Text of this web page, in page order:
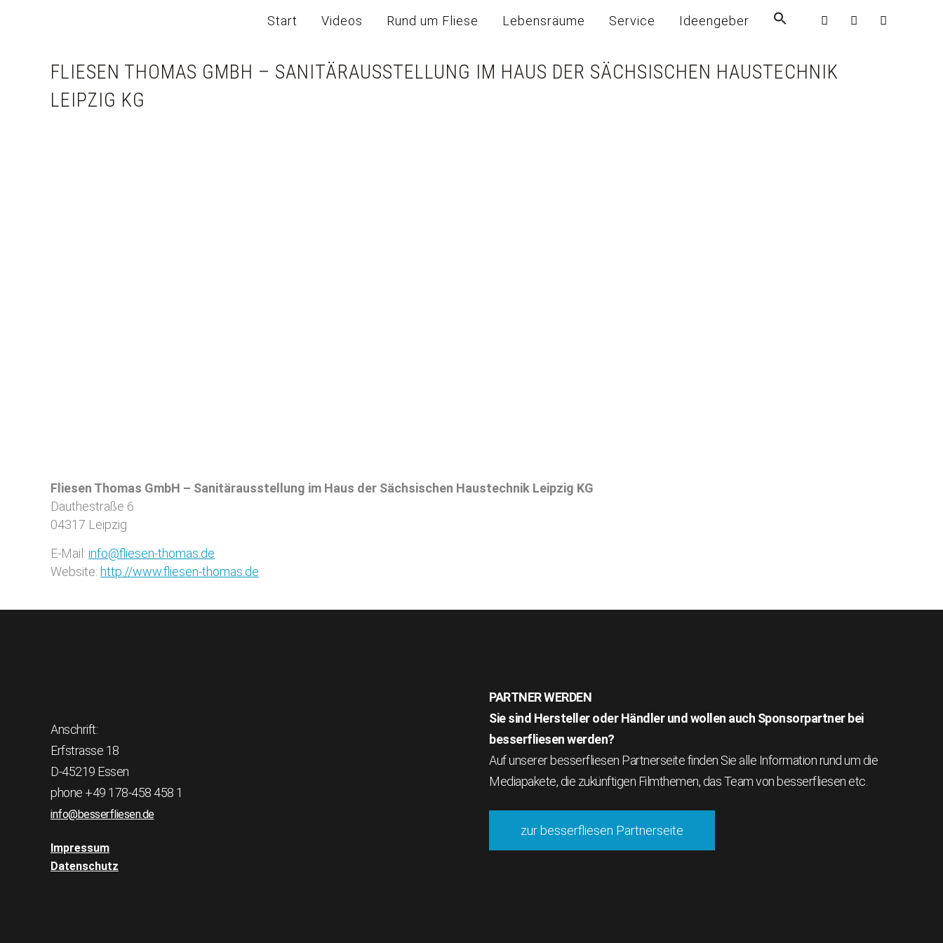
Start Videos Rund um Fliese Lebensräume Service Ideengeber
FLIESEN THOMAS GMBH – SANITÄRAUSSTELLUNG IM HAUS DER SÄCHSISCHEN HAUSTECHNIK
LEIPZIG KG
Fliesen Thomas GmbH – Sanitärausstellung im Haus der Sächsischen Haustechnik Leipzig KG
Dauthestraße 6
04317 Leipzig
E-Mail: info@fliesen-thomas.de
Website: http://www.fliesen-thomas.de
Anschrift:
Erfstrasse 18
D-45219 Essen
phone +49 178-458 458 1
info@besserfliesen.de
Impressum
Datenschutz
PARTNER WERDEN
Sie sind Hersteller oder Händler und wollen auch Sponsorpartner bei
besserfliesen werden?
Auf unserer besserfliesen Partnerseite finden Sie alle Information rund um die
Mediapakete, die zukünftigen Filmthemen, das Team von besserfliesen etc.
zur besserfliesen Partnerseite